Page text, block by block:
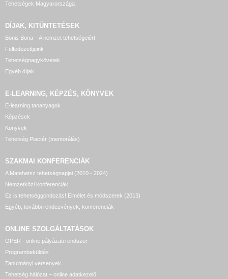
Tehetségek Magyarországa
DÍJAK, KITÜNTETÉSEK
Bonis Bona – A nemzet tehetségeiért
Felfedezettjeink
Tehetségnagykövetek
Egyéb díjak
E-LEARNING, KÉPZÉS, KÖNYVEK
E-learning tananyagok
Képzések
Könyvek
Tehetség Piactér (mentorálás)
SZAKMAI KONFERENCIÁK
A Matehetsz tehetségnapjai (2010 - 2024)
Nemzetközi konferenciák
Ez is tehetséggondozás! Elmélet és módszerek (2013)
Egyéb, további rendezvények, konferenciák
ONLINE SZOLGÁLTATÁSOK
OPER - online pályázati rendszer
Programbeküldés
Tanulmányi versenyek
Tehetség hálózat – online adatkezelő